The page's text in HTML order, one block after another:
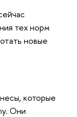
тех норм
новые
которые
Они